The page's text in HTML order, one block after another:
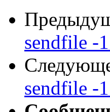
sendfile -
sendfile -